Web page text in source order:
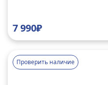
7 990₽
Проверить наличие